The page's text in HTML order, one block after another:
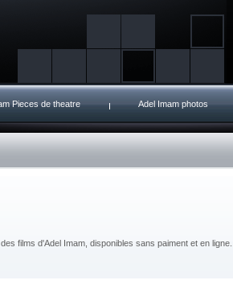
Pieces de theatre Adel Imam photos
films d'Adel Imam, disponibles sans paiment et en ligne...